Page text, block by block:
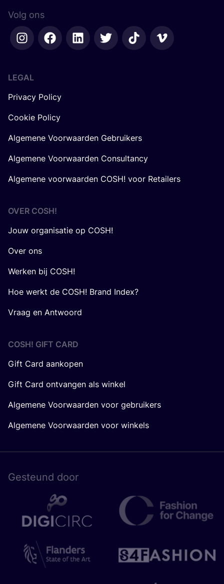
Volg ons
LEGAL
Privacy Policy
Cookie Policy
Algemene Voorwaarden Gebruikers
Algemene Voorwaarden Consultancy
Algemene voorwaarden COSH! voor Retailers
OVER COSH!
Jouw organisatie op COSH!
Over ons
Werken bij COSH!
Hoe werkt de COSH! Brand Index?
Vraag en Antwoord
COSH! GIFT CARD
Gift Card aankopen
Gift Card ontvangen als winkel
Algemene Voorwaarden voor gebruikers
Algemene Voorwaarden voor winkels
Gesteund door